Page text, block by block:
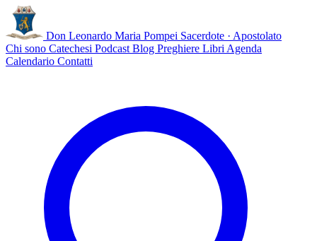
Don Leonardo Maria Pompei Sacerdote · Apostolato
Chi sono Catechesi Podcast Blog Preghiere Libri Agenda
Calendario Contatti